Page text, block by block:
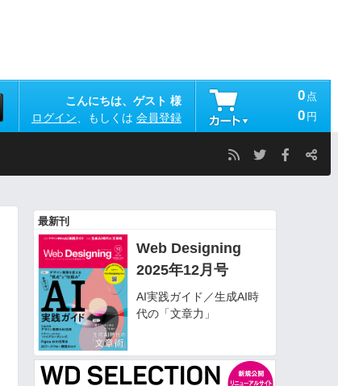
こんにちは、ゲスト 様
ログイン 、もしくは 会員登録
0 点
0 円
最新刊
Web Designing
2025年12月号
AI実践ガイド／生成AI時
代の「文章力」